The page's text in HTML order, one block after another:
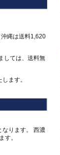
縄は送料1,620
しては、送料無
ます。
ります。 西濃
す。